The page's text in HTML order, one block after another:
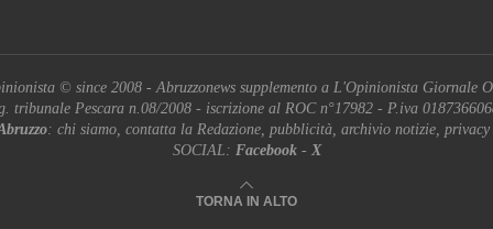
© since 2008 - Abruzzonews supplemento a L'Opinionista Giornale
tribunale Pescara n.08/2008 - iscrizione al ROC n°17982 - P.iva
: chi siamo, contatta la Redazione, pubblicità, archivio notizie, privacy
SOCIAL: Facebook- X
TORNA IN ALTO